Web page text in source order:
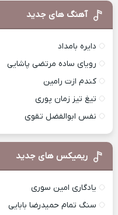
آهنگ های جدید
دایره بامداد
رویای ساده مرتضی پاشایی
کندم ازت رامین
تیغ تیز زمان پوری
نفس ابوالفضل تقوی
ریمیکس های جدید
یادگاری امین سوری
سنگ تمام حمیدرضا بابایی